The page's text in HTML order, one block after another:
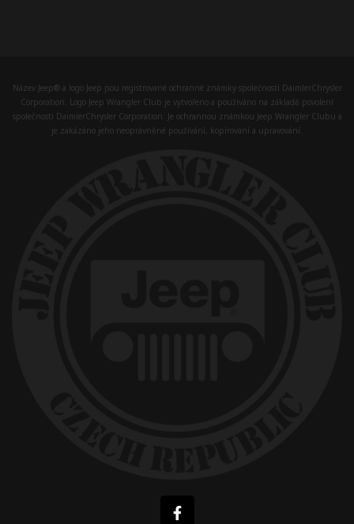
Název Jeep® a logo Jeep jsou registrované ochranné známky společnosti DaimlerChrysler
Corporation. Logo Jeep Wrangler Club je vytvořeno a používáno na základě povolení
společnosti DaimlerChrysler Corporation. Je ochrannou známkou Jeep Wrangler Clubu a
je zakázáno jeho neoprávněné používání, kopírování a upravování.